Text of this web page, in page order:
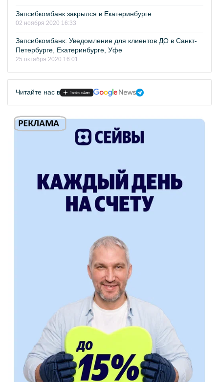
Запсибкомбанк закрылся в Екатеринбурге
02 ноября 2020 16:33
Запсибкомбанк: Уведомление для клиентов ДО в Санкт-
Петербурге, Екатеринбурге, Уфе
25 октября 2020 16:01
Читайте нас в